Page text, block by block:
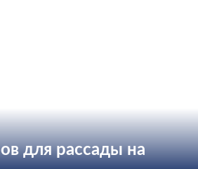
для рассады на